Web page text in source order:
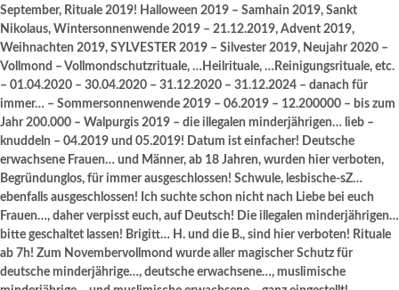
September, Rituale 2019! Halloween 2019 – Samhain 2019, Sankt
Nikolaus, Wintersonnenwende 2019 – 21.12.2019, Advent 2019,
Weihnachten 2019, SYLVESTER 2019 – Silvester 2019, Neujahr 2020 –
Vollmond – Vollmondschutzrituale, …Heilrituale, …Reinigungsrituale, etc.
– 01.04.2020 – 30.04.2020 – 31.12.2020 – 31.12.2024 – danach für
immer… – Sommersonnenwende 2019 – 06.2019 – 12.200000 – bis zum
Jahr 200.000 – Walpurgis 2019 – die illegalen minderjährigen… lieb –
knuddeln – 04.2019 und 05.2019! Datum ist einfacher! Deutsche
erwachsene Frauen… und Männer, ab 18 Jahren, wurden hier verboten,
Begründunglos, für immer ausgeschlossen! Schwule, lesbische-sZ…
ebenfalls ausgeschlossen! Ich suchte schon nicht nach Liebe bei euch
Frauen…, daher verpisst euch, auf Deutsch! Die illegalen minderjährigen…
bitte geschaltet lassen! Brigitt… H. und die B., sind hier verboten! Rituale
ab 7h! Zum Novembervollmond wurde aller magischer Schutz für
deutsche minderjährige…, deutsche erwachsene…, muslimische